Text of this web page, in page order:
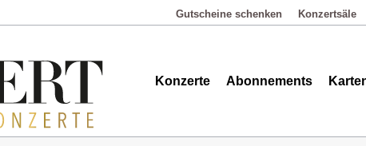
Gutscheine schenken Konzertsäle
Konzerte Abonnements
Konzerte Abonnements Kartenservice